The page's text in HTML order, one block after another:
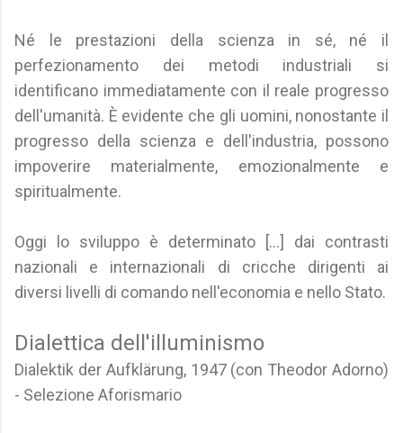
Né le prestazioni della scienza in sé, né il
perfezionamento dei metodi industriali si
identificano immediatamente con il reale progresso
dell'umanità. È evidente che gli uomini, nonostante il
progresso della scienza e dell'industria, possono
impoverire materialmente, emozionalmente e
spiritualmente.
Oggi lo sviluppo è determinato [...] dai contrasti
nazionali e internazionali di cricche dirigenti ai
diversi livelli di comando nell'economia e nello Stato.
Dialettica dell'illuminismo
Dialektik der Aufklärung, 1947 (con Theodor Adorno)
- Selezione Aforismario